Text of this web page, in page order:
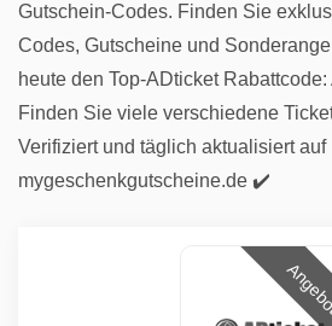
Gutschein-Codes. Finden Sie
Codes, Gutscheine und
heute den Top-ADticket
Finden Sie viele verschiedene
Verifiziert und täglich aktualisiert auf
mygeschenkgutscheine.de ✔️